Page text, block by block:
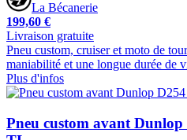
La Bécanerie
199,60 €
Livraison gratuite
Pneu custom, cruiser et moto de
maniabilité et une longue durée de
Plus d'infos
Pneu custom avant